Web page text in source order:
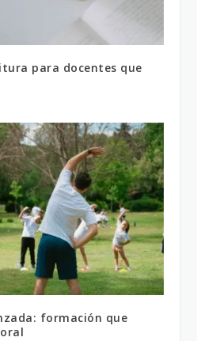
para docentes que
formación que